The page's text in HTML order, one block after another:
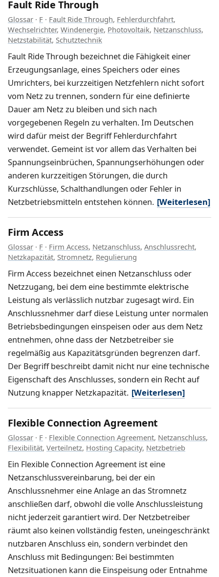
Fault Ride Through
Glossar · F · Fault Ride Through, Fehlerdurchfahrt,
Wechselrichter, Windenergie, Photovoltaik, Netzanschluss,
Netzstabilität, Schutztechnik
Fault Ride Through bezeichnet die Fähigkeit einer
Erzeugungsanlage, eines Speichers oder eines
Umrichters, bei kurzzeitigen Netzfehlern nicht sofort
vom Netz zu trennen, sondern für eine definierte
Dauer am Netz zu bleiben und sich nach
vorgegebenen Regeln zu verhalten. Im Deutschen
wird dafür meist der Begriff Fehlerdurchfahrt
verwendet. Gemeint ist vor allem das Verhalten bei
Spannungseinbrüchen, Spannungserhöhungen oder
anderen kurzzeitigen Störungen, die durch
Kurzschlüsse, Schalthandlungen oder Fehler in
Netzbetriebsmitteln entstehen können. [Weiterlesen]
Firm Access
Glossar · F · Firm Access, Netzanschluss, Anschlussrecht,
Netzkapazität, Stromnetz, Regulierung
Firm Access bezeichnet einen Netzanschluss oder
Netzzugang, bei dem eine bestimmte elektrische
Leistung als verlässlich nutzbar zugesagt wird. Ein
Anschlussnehmer darf diese Leistung unter normalen
Betriebsbedingungen einspeisen oder aus dem Netz
entnehmen, ohne dass der Netzbetreiber sie
regelmäßig aus Kapazitätsgründen begrenzen darf.
Der Begriff beschreibt damit nicht nur eine technische
Eigenschaft des Anschlusses, sondern ein Recht auf
Nutzung knapper Netzkapazität. [Weiterlesen]
Flexible Connection Agreement
Glossar · F · Flexible Connection Agreement, Netzanschluss,
Flexibilität, Verteilnetz, Hosting Capacity, Netzbetrieb
Ein Flexible Connection Agreement ist eine
Netzanschlussvereinbarung, bei der ein
Anschlussnehmer eine Anlage an das Stromnetz
anschließen darf, obwohl die volle Anschlussleistung
nicht jederzeit garantiert wird. Der Netzbetreiber
räumt also keinen vollständig festen, uneingeschränkt
nutzbaren Anschluss ein, sondern verbindet den
Anschluss mit Bedingungen: Bei bestimmten
Netzsituationen kann die Einspeisung oder Entnahme